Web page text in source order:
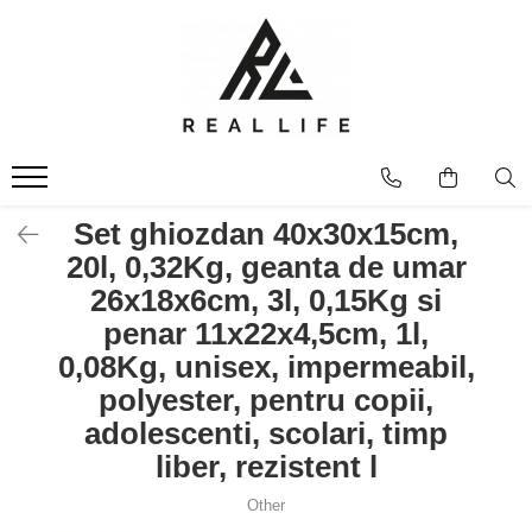
Masca fata si plasturi pentru
curatarea tenului
Dispozitive
Seruri antiimbatranire
Fond de ten
Ingrijirea parului
Sanatatea articulatiilor
Protectie solara
Make-Up
Set ghiozdan 40x30x15cm,
20l, 0,32Kg, geanta de umar
26x18x6cm, 3l, 0,15Kg si
penar 11x22x4,5cm, 1l,
0,08Kg, unisex, impermeabil,
polyester, pentru copii,
adolescenti, scolari, timp
liber, rezistent l
Other